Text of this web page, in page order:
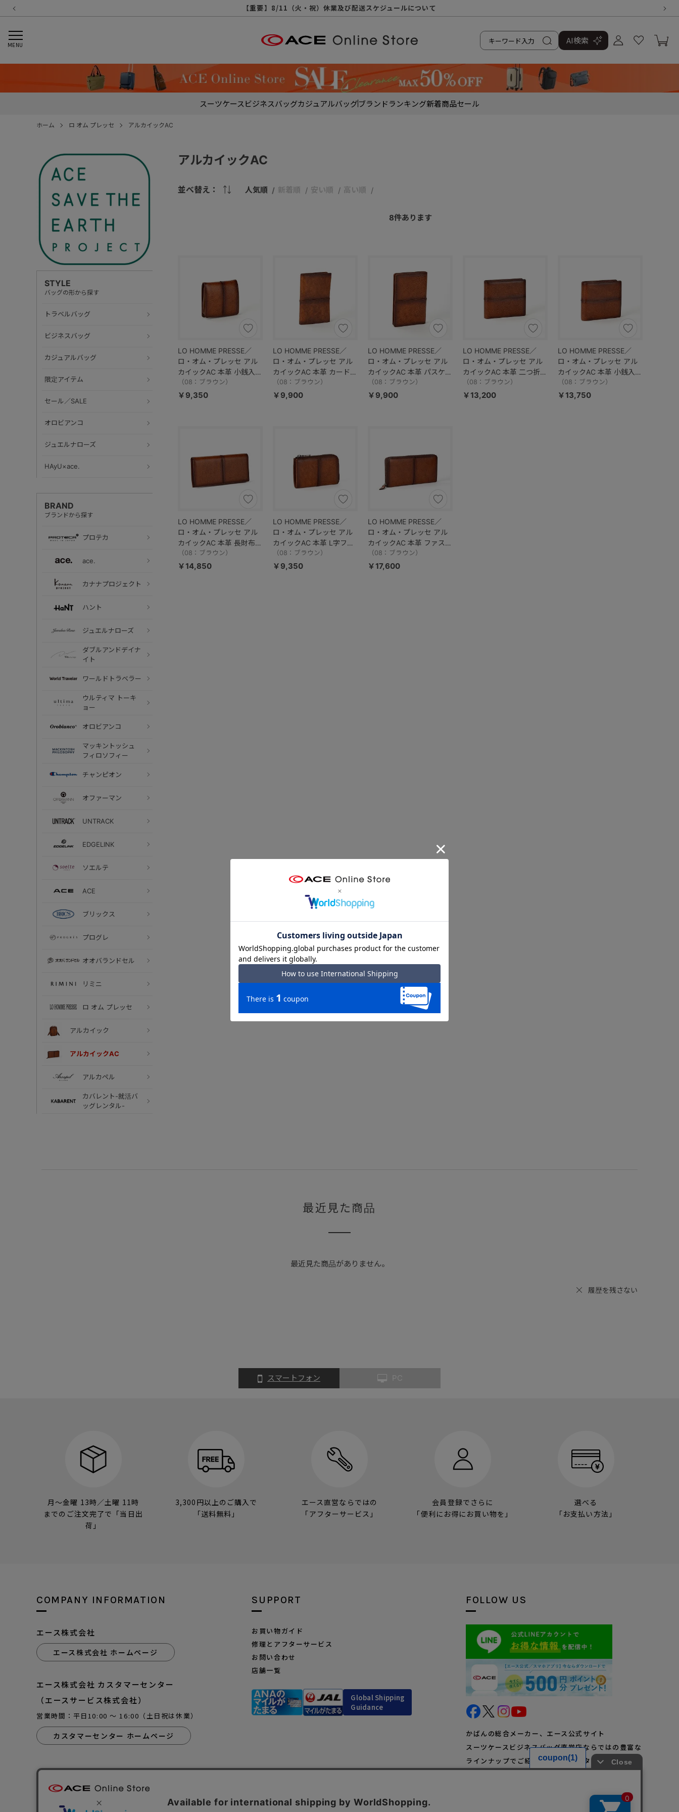
【重要】8/11（火・祝）休業及び配送スケジュールについて
【重要】令和８年熊本地震に伴う配送への影響について
【重要】納品書・領収書ペーパーレス化（電子化）のお知らせ
【重要】天候不良や交通状況・物量増等に伴う配送への影響について
【重要】悪質な詐欺サイトにご注意ください
【重要】各種メールが届かない場合に関しまして
【重要】お問い合わせのご対応に関しまして
【重要】SNSのなりすまし詐欺にご注意ください
MENU AI検索
スーツケースビジネスバッグカジュアルバッグブランドランキング新着商品セール
ホーム ロ オム プレッセ アルカイックAC
STYLE
バッグの形から探す
トラベルバッグ
ビジネスバッグ
カジュアルバッグ
限定アイテム
セール／SALE
オロビアンコ
ジュエルナローズ
HAyU×ace.
BRAND
ブランドから探す
プロテカ
ace.
カナナプロジェクト
ハント
ジュエルナローズ
ダブルアンドデイナ
イト
ワールドトラベラー
ウルティマ トーキ
ョー
オロビアンコ
マッキントッシュ
フィロソフィー
チャンピオン
オファーマン
UNTRACK
EDGELINK
ソエルテ
ACE
ブリックス
プログレ
オオバランドセル
リミニ
ロ オム プレッセ
アルカイック
アルカイックAC
アルカペル
カバレント-就活バ
ッグレンタル-
アルカイックAC
並べ替え： 人気順 新着順 安い順 高い順
8件あります
LO HOMME PRESSE／
ロ・オム・プレッセ アル
カイックAC 本革 小銭入れ
71891
（08：ブラウン）
￥9,350
LO HOMME PRESSE／
ロ・オム・プレッセ アル
カイックAC 本革 カードケ
ース 71892
（08：ブラウン）
￥9,900
LO HOMME PRESSE／
ロ・オム・プレッセ アル
カイックAC 本革 パスケー
ス 71893
（08：ブラウン）
￥9,900
LO HOMME PRESSE／
ロ・オム・プレッセ アル
カイックAC 本革 二つ折り
財布 71894
（08：ブラウン）
￥13,200
LO HOMME PRESSE／
ロ・オム・プレッセ アル
カイックAC 本革 小銭入れ
つき二つ折り財布 71895
（08：ブラウン）
￥13,750
LO HOMME PRESSE／
ロ・オム・プレッセ アル
カイックAC 本革 長財布
71896
（08：ブラウン）
￥14,850
LO HOMME PRESSE／
ロ・オム・プレッセ アル
カイックAC 本革 L字ファ
スナー小銭入れ 71897
（08：ブラウン）
￥9,350
LO HOMME PRESSE／
ロ・オム・プレッセ アル
カイックAC 本革 ファスナ
ー長財布 71899
（08：ブラウン）
￥17,600
最近見た商品
最近見た商品がありません。
履歴を残さない
スマートフォン PC
月～金曜 13時／土曜 11時
までのご注文完了で「当日出
荷」
3,300円以上のご購入で
「送料無料」
エース直営ならではの
「アフターサービス」
会員登録でさらに
「便利にお得にお買い物を」
選べる
「お支払い方法」
COMPANY INFORMATION
エース株式会社
エース株式会社 ホームページ
エース株式会社 カスタマーセンター
（エースサービス株式会社）
営業時間：平日10:00 ～ 16:00（土日祝は休業）
カスタマーセンター ホームページ
SUPPORT
お買い物ガイド
修理とアフターサービス
お問い合わせ
店舗一覧
Global Shipping
Guidance
FOLLOW US
かばんの総合メーカー、エース公式サイト
スーツケースビジネスバッグ直営店ならではの豊富な
ラインナップでご紹介！充実のアフターサービス・豊